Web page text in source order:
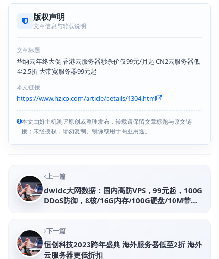
版权声明
文章信息与转载说明
文章标题
华纳云年终大促 香港云服务器秒杀价仅99元/月起 CN2云服务器低
至2.5折 大带宽服务器99元起
本文链接
https://www.hzjcp.com/article/details/1304.html
本文由好主机测评原创或整理发布，转载请保留文章标题与原文链
接；未经授权，请勿复制、镜像或用于商业用途。
上一篇
dwidc大网数据：国内高防VPS，99元起，100G
DDoS防御，8核/16G内存/100G硬盘/10M带
下一篇
恒创科技2023跨年盛典 海外服务器低至2折 海外
云服务器更低折扣